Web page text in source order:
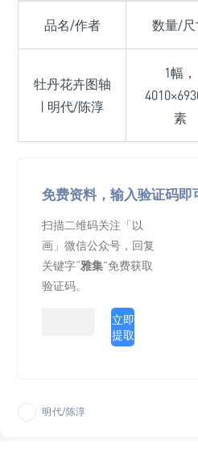
品名/作者 数量/尺
牡丹花卉图轴
| 明代/陈淳
1幅，
素
免费资料，输入验证码即
扫描二维码关注「以
画」微信公众号，回复
关键字“雅集”免费获取
验证码。
立即
提取
明代/陈淳